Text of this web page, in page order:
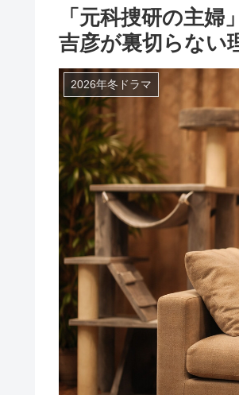
「元科捜研の主
吉彦が裏切らない
2026年冬ドラマ